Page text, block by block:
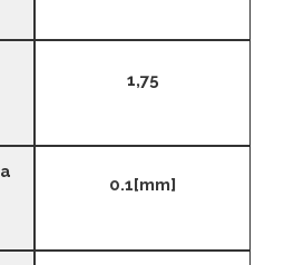
1,75
a
0.1[mm]